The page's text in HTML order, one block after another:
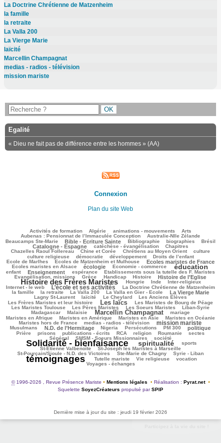
La Doctrine Chrétienne de Matzenheim
la famille
la retraite
La Valla 200
La Vierge Marie
laïcité
Marcellin Champagnat
medias - radios - télévision
mission mariste
Egalité
« Dieu ne fait pas de différence entre les hommes » (AA)
Connexion
Plan du site Web
Activités de formation Algérie animations - mouvements Arts
Aubenas : Pensionnat de l’Immaculée Conception
47/2996 Australie-Nlle Zélande
87/2996
Beaucamps Ste-Marie
663/2996 Bible - Ecriture Sainte
64/2996 Bibliographie
535/2996 biographies
102/2996 Brésil
937/2996
Catalogne - Espagne catéchèse - évangélisation Chapitres
Chazelles Raoul Follereau
103/2996 Chine et Corée
278/2996 Chrétiens au Moyen Orient
465/2996 culture
32/2996
culture religieuse
démocratie développement Droits de l’enfant
Ecole de Marlhes
133/2996 Ecoles de Matzenheim et Mulhouse
917/2996 Ecoles maristes de France
257/2996
Ecoles maristes en Alsace
646/2996 écologie
105/2996 Economie - commerce
1629/2996 éducation
124/2996
enfant
901/2996 Enseignement
214/2996 espérance
57/2996 Etablissements sous la tutelle des F. Maristes
233/2996
Evangélisation, missions
643/2996 Grèce
74/2996 Handicap
270/2996 Histoire
915/2996 Histoire de l’Eglise
2008/2996
Histoire des Frères Maristes
161/2996 Hongrie Inde
138/2996 Inter-religieux
174/2996
Internet - le web
1131/2996 L’école et ses activités
41/2996 La Doctrine Chrétienne de Matzenheim
315/2996
la famille
106/2996 la retraite
68/2996 La Valla 200
80/2996 La Valla en Gier - Ecole
696/2996 La Vierge Marie
449/2996
Lagny St-Laurent
laïcité Le Cheylard Les Anciens Elèves
Les Frères Maristes et leur histoire
1520/2996 Les laïcs
473/2996 Les Maristes de Bourg de Péage
230/2996
Les Maristes Toulouse
509/2996 Les Pères Maristes
413/2996 Les Soeurs Maristes
119/2996 Liban-Syrie
206/2996
Madagascar
Malaisie Marcellin Champagnat mariage
Maristes en Afrique
427/2996 Maristes en Amérique
331/2996 Maristes en Asie
63/2996 Maristes en Océanie
457/2996
Maristes hors de France
278/2996 medias - radios - télévision
1214/2996 mission mariste
75/2996
Musulmans
940/2996 N.D. de l’Hermitage
46/2996 Nigeria
179/2996 Persécutions
184/2996 PM 300
799/2996 politique
234/2996
Prière
112/2996 prisons
298/2996 publications - écrits
162/2996 RCA
256/2996 religion
57/2996 Roumanie
35/2996 sectes
56/2996
Sénégal
SMSM - Soeurs Missionnaires société
Solidarité - bienfaisance
1645/2996 spiritualité sports
St-Etienne Valbenoîte
St-Joseph les Maristes à Marseille
St-Pourçain/Sioule - N.D. des Victoires
46/2996 Ste-Marie de Chagny
29/2996 Syrie - Liban
2996/2996
témoignages Tutelle mariste Vie religieuse vocation
Voyages - échanges
©1996-2026 , Revue Présence Mariste • Mentions légales • Réalisation : Pyrat.net •
Squelette SoyezCréateurs propulsé parSPIP
Dernière mise à jour du site : jeudi 19 février 2026